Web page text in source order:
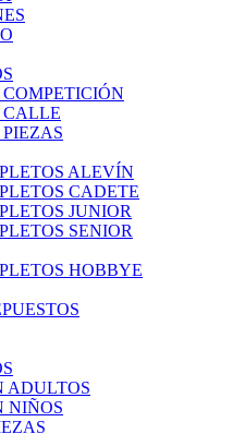
CALLE
ALEVÍN
CADETE
JUNIOR
SENIOR
HOBBYE
ADULTOS
NIÑOS